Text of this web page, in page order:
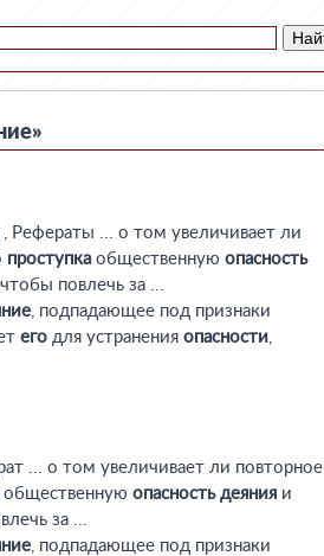
, Рефераты ... о том увеличивает ли
проступка общественную опасность
повлечь за ...
, подпадающее под признаки
его для устранения опасности,
... о том увеличивает ли повторное
общественную опасность деяния и
за ...
, подпадающее под признаки